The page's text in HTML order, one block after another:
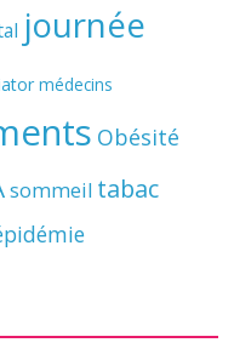
journée
médecins
Obésité
sommeil tabac